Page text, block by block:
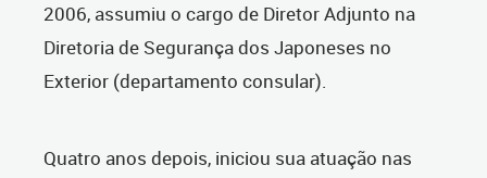
2006, assumiu o cargo de Diretor Adjunto na
Diretoria de Segurança dos Japoneses no
Exterior (departamento consular).
Quatro anos depois, iniciou sua atuação nas